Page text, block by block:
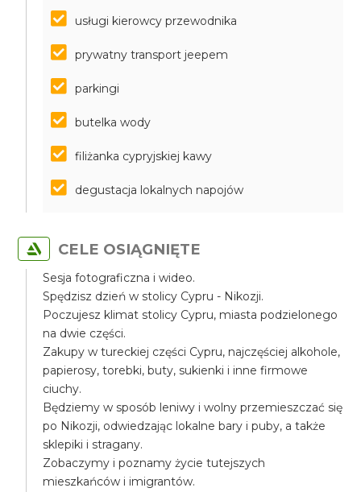
usługi kierowcy przewodnika
prywatny transport jeepem
parkingi
butelka wody
filiżanka cypryjskiej kawy
degustacja lokalnych napojów
CELE OSIĄGNIĘTE
Sesja fotograficzna i wideo.
Spędzisz dzień w stolicy Cypru - Nikozji.
Poczujesz klimat stolicy Cypru, miasta podzielonego
na dwie części.
Zakupy w tureckiej części Cypru, najczęściej alkohole,
papierosy, torebki, buty, sukienki i inne firmowe
ciuchy.
Będziemy w sposób leniwy i wolny przemieszczać się
po Nikozji, odwiedzając lokalne bary i puby, a także
sklepiki i stragany.
Zobaczymy i poznamy życie tutejszych
mieszkańców i imigrantów.